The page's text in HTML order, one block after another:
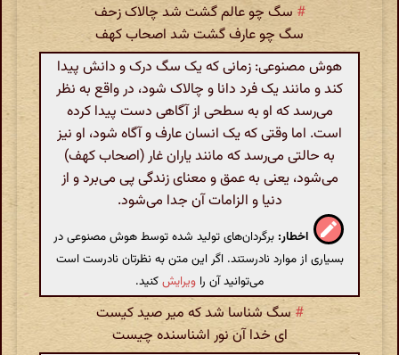
# سگ چو عالم گشت شد چالاک زحف
سگ چو عارف گشت شد اصحاب کهف
هوش مصنوعی: زمانی که یک سگ درک و دانش پیدا
کند و مانند یک فرد دانا و چالاک شود، در واقع به نظر
می‌رسد که او به سطحی از آگاهی دست پیدا کرده
است. اما وقتی که یک انسان عارف و آگاه شود، او نیز
به حالتی می‌رسد که مانند یاران غار (اصحاب کهف)
می‌شود، یعنی به عمق و معنای زندگی پی می‌برد و از
دنیا و الزامات آن جدا می‌شود.
اخطار: برگردان‌های تولید شده توسط هوش مصنوعی در
بسیاری از موارد نادرستند. اگر این متن به نظرتان نادرست است
می‌توانید آن را ویرایشکنید.
#سگ شناسا شد که میر صید کیست
ای خدا آن نور اشناسنده چیست